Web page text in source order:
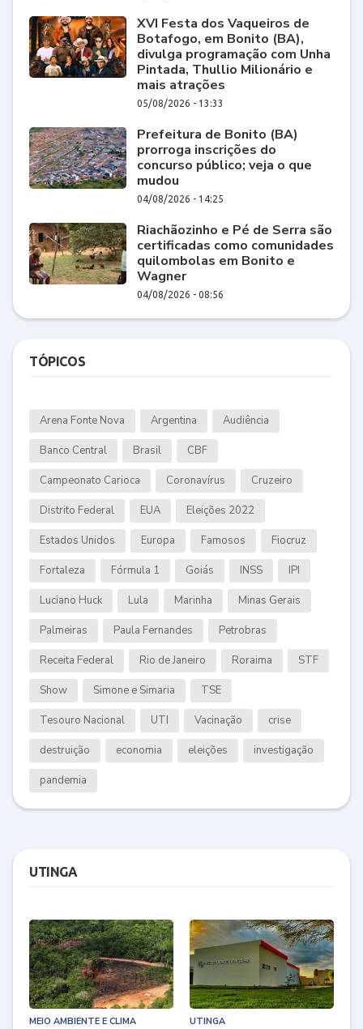
XVI Festa dos Vaqueiros de
Botafogo, em Bonito (BA),
divulga programação com Unha
Pintada, Thullio Milionário e
mais atrações
05/08/2026 - 13:33
Prefeitura de Bonito (BA)
prorroga inscrições do
concurso público; veja o que
mudou
04/08/2026 - 14:25
Riachãozinho e Pé de Serra são
certificadas como comunidades
quilombolas em Bonito e
Wagner
04/08/2026 - 08:56
TÓPICOS
Arena Fonte Nova Argentina Audiência
Banco Central Brasil CBF
Campeonato Carioca Coronavírus Cruzeiro
Distrito Federal EUA Eleições 2022
Estados Unidos Europa Famosos Fiocruz
Fortaleza Fórmula 1 Goiás INSS IPI
Luciano Huck Lula Marinha Minas Gerais
Palmeiras Paula Fernandes Petrobras
Receita Federal Rio de Janeiro Roraima STF
Show Simone e Simaria TSE
Tesouro Nacional UTI Vacinação crise
destruição economia eleições investigação
pandemia
UTINGA
MEIO AMBIENTE E CLIMA UTINGA